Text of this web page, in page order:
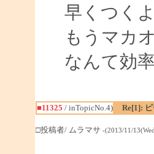
早くつく
もうマカ
なんて効
■11325 / inTopicNo.4) Re[1]:
□投稿者/ ムラマサ -(2013/11/